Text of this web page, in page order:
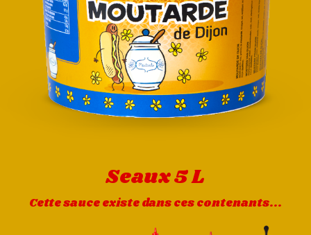
Seaux 5 L
Cette sauce existe dans ces contenants...